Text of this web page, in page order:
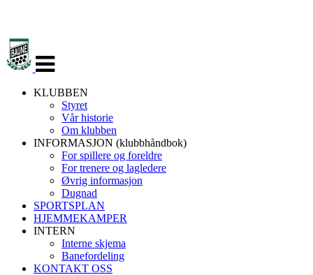
navigasjon
KLUBBEN
Styret
Vår historie
Om klubben
INFORMASJON (klubbhåndbok)
For spillere og foreldre
For trenere og lagledere
Øvrig informasjon
Dugnad
SPORTSPLAN
HJEMMEKAMPER
INTERN
Interne skjema
Banefordeling
KONTAKT OSS